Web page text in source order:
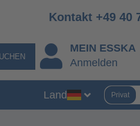
Kontakt +49 40
MEIN ESSKA
Anmelden
Land Privat